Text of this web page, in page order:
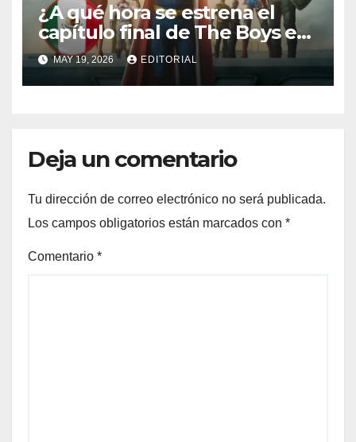
¿A qué hora se estrena el
capítulo final de The Boys en
México?
MAY 19, 2026 EDITORIAL
Deja un comentario
Tu dirección de correo electrónico no será publicada.
Los campos obligatorios están marcados con *
Comentario *